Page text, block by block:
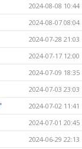
2024-08-08 10:44
2024-08-07 08:04
2024-07-28 21:03
2024-07-17 12:00
2024-07-09 18:35
2024-07-03 23:03
2024-07-02 11:41
2024-07-01 20:45
2024-06-29 22:13